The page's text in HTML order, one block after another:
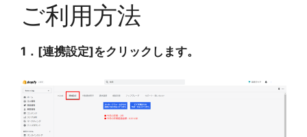
ご利用方法
1．[連携設定]をクリックします。